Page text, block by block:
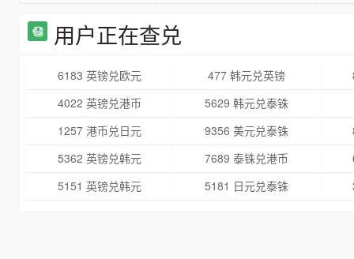
用户正在查兑
6183 英镑兑欧元 477 韩元兑英镑
4022 英镑兑港币
5629 韩元兑泰铢
1257 港币兑日元
9356 美元兑泰铢
5362 英镑兑韩元
7689 泰铢兑港币
5151 英镑兑韩元
5181 日元兑泰铢